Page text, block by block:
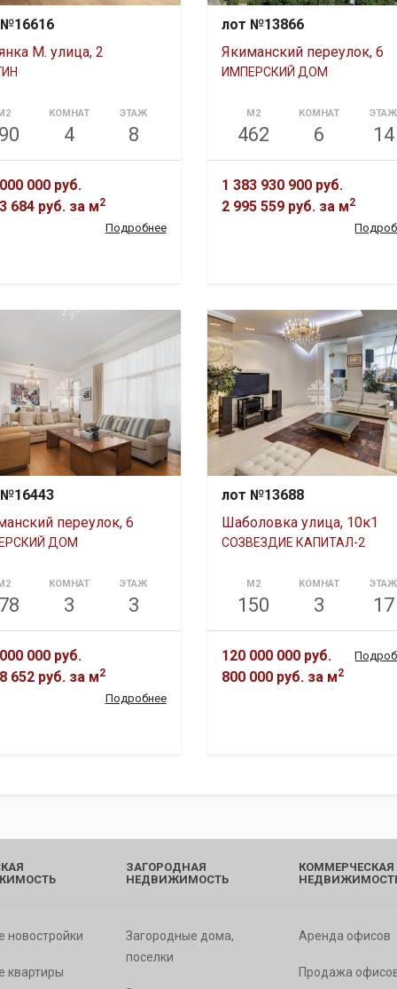
М. улица, 2
КОМНАТ
4
ЭТАЖ
8
000 руб.
684 руб.за м2
Подробнее
лот №13866
Якиманский переулок, 6
ИМПЕРСКИЙ ДОМ
М2
462
КОМНАТ
6
ЭТАЖ
14
1 383 930 900 руб.
2 995 559 руб.за м2
переулок, 6
ДОМ
КОМНАТ
3
ЭТАЖ
3
000 руб.
652 руб.за м2
Подробнее
лот №13688
Шаболовка улица, 10к1
СОЗВЕЗДИЕ КАПИТАЛ-2
М2
150
КОМНАТ
3
ЭТАЖ
17
120 000 000 руб.
800 000 руб.за м2
новостройки
квартиры
ЗАГОРОДНАЯ
НЕДВИЖИМОСТЬ
Загородные дома,
поселки
КОММЕРЧЕСКАЯ
Аренда офисов
Продажа